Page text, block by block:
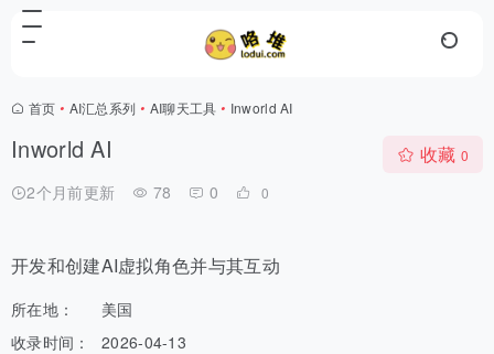
首页 • AI汇总系列 • AI聊天工具 • Inworld AI
Inworld AI
2个月前更新 78 0 0
收藏 0
开发和创建AI虚拟角色并与其互动
所在地：
美国
收录时间：
2026-04-13